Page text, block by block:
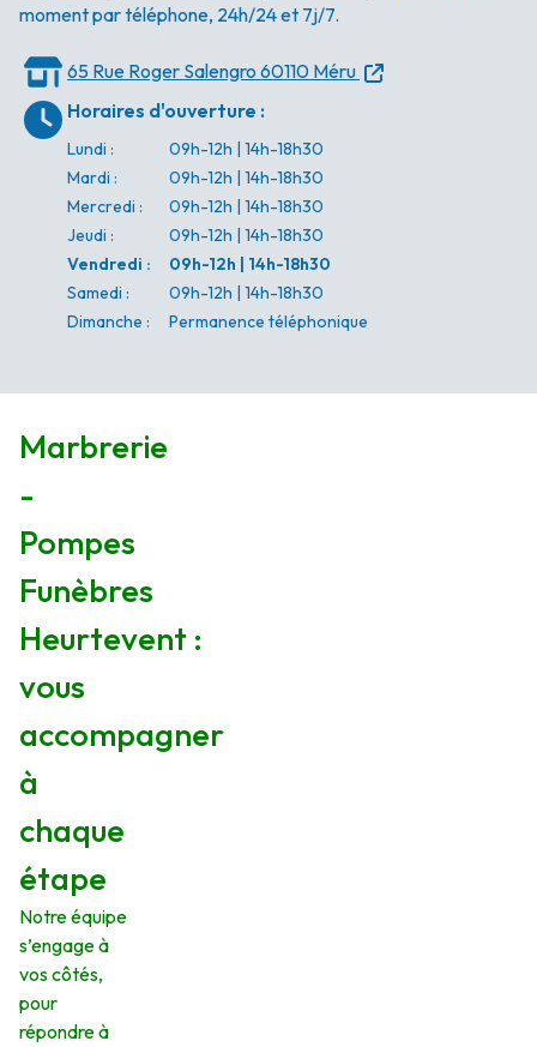
moment par téléphone, 24h/24 et 7j/7.
65 Rue Roger Salengro 60110 Méru
Horaires d'ouverture :
Lundi :
09h-12h | 14h-18h30
Mardi :
09h-12h | 14h-18h30
Mercredi :
09h-12h | 14h-18h30
Jeudi :
09h-12h | 14h-18h30
Vendredi :
09h-12h | 14h-18h30
Samedi :
09h-12h | 14h-18h30
Dimanche : Permanence téléphonique
Marbrerie
-
Pompes
Funèbres
Heurtevent :
vous
accompagner
à
chaque
étape
Notre équipe
s’engage à
vos côtés,
pour
répondre à